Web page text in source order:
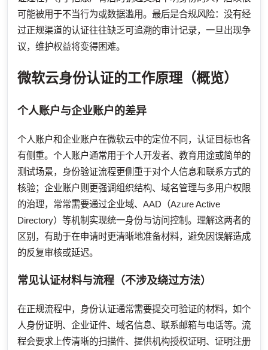
可能被用于不当行为或数据滥用。最后是合规风险：没有经
过正规渠道的认证往往缺乏可追溯的审计记录，一旦出现争
议，维护权益将变得困难。
微软云身份认证的工作原理（概览）
个人账户与企业账户的差异
个人账户和企业账户在微软云中的定位不同，认证目标也各
有侧重。个人账户通常用于个人开发者、教育用途或简单的
测试场景，身份验证流程更侧重于对个人信息和联系方式的
核验；企业账户则更强调组织结构、域名管理与多用户权限
的治理，常常需要通过企业域、AAD（Azure Active
Directory）等机制实现统一身份与访问控制。理解这两者的
区别，有助于在申请时更清晰地准备材料，避免因误解造成
的反复审核或延迟。
常见认证材料与流程（不涉及绕过方法）
在正规流程中，身份认证通常需要提交可验证的材料，如个
人身份证明、企业证件、域名信息、联系邮箱与电话等。流
程会要求上传清晰的扫描件、提供机构授权证明、证明注册